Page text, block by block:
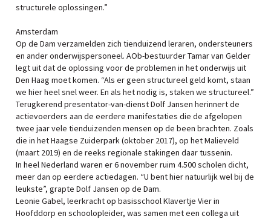
structurele oplossingen.”
Amsterdam
Op de Dam verzamelden zich tienduizend leraren, ondersteuners
en ander onderwijspersoneel. AOb-bestuurder Tamar van Gelder
legt uit dat de oplossing voor de problemen in het onderwijs uit
Den Haag moet komen. “Als er geen structureel geld komt, staan
we hier heel snel weer. En als het nodig is, staken we structureel.”
Terugkerend presentator-van-dienst Dolf Jansen herinnert de
actievoerders aan de eerdere manifestaties die de afgelopen
twee jaar vele tienduizenden mensen op de been brachten. Zoals
die in het Haagse Zuiderpark (oktober 2017), op het Malieveld
(maart 2019) en de reeks regionale stakingen daar tussenin.
In heel Nederland waren er 6 november ruim 4.500 scholen dicht,
meer dan op eerdere actiedagen. “U bent hier natuurlijk wel bij de
leukste”, grapte Dolf Jansen op de Dam.
Leonie Gabel, leerkracht op basisschool Klavertje Vier in
Hoofddorp en schoolopleider, was samen met een collega uit